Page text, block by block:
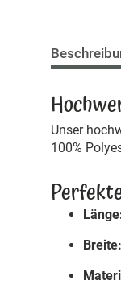
Unser
100%
Breite: